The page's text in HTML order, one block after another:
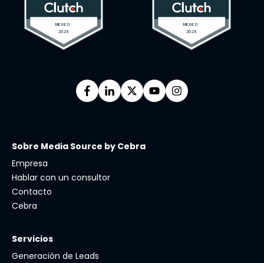
Sobre Media Source by Cebra
Empresa
Hablar con un consultor
Contacto
Cebra
Servicios
Generación de Leads